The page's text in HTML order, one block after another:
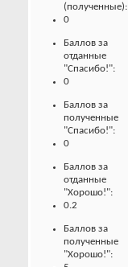
(полученные):
0
Баллов за
отданные
"Спасибо!":
0
Баллов за
полученные
"Спасибо!":
0
Баллов за
отданные
"Хорошо!":
0.2
Баллов за
полученные
"Хорошо!":